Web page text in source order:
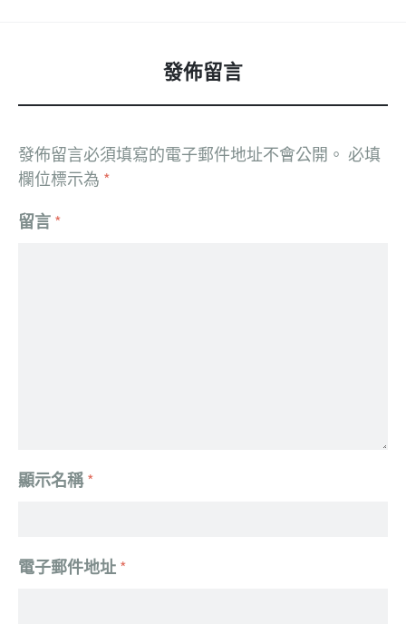
發佈留言
發佈留言必須填寫的電子郵件地址不會公開。 必填
欄位標示為 *
留言 *
顯示名稱*
電子郵件地址 *